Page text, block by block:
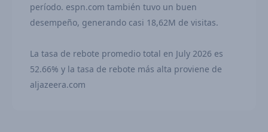
período. espn.com también tuvo un buen
desempeño, generando casi 18,62M de visitas.
La tasa de rebote promedio total en July 2026 es
52.66% y la tasa de rebote más alta proviene de
aljazeera.com